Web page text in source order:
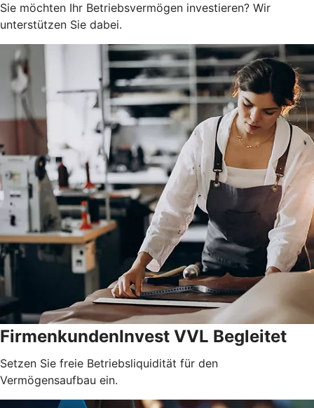
Sie möchten Ihr Betriebsvermögen investieren? Wir
unterstützen Sie dabei.
FirmenkundenInvest VVL Begleitet
Setzen Sie freie Betriebsliquidität für den
Vermögensaufbau ein.